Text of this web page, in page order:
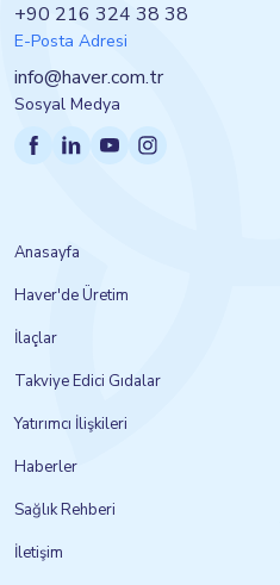
+90 216 324 38 38
E-Posta Adresi
info@haver.com.tr
Sosyal Medya
Anasayfa
Haver'de Üretim
İlaçlar
Takviye Edici Gıdalar
Yatırımcı İlişkileri
Haberler
Sağlık Rehberi
İletişim